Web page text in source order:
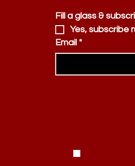
Fill a glass &
Yes, subscribe
Email *